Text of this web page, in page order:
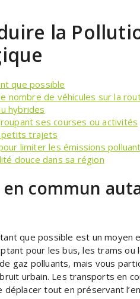
la
que possible
nombre de véhicules sur la
hybrides
ses courses ou activités
petits trajets
limiter les émissions
douce dans sa région
commun
que possible est un moyen
pour les bus, les trams ou
gaz polluants, mais vous
urbain. Les transports en
tout en préservant